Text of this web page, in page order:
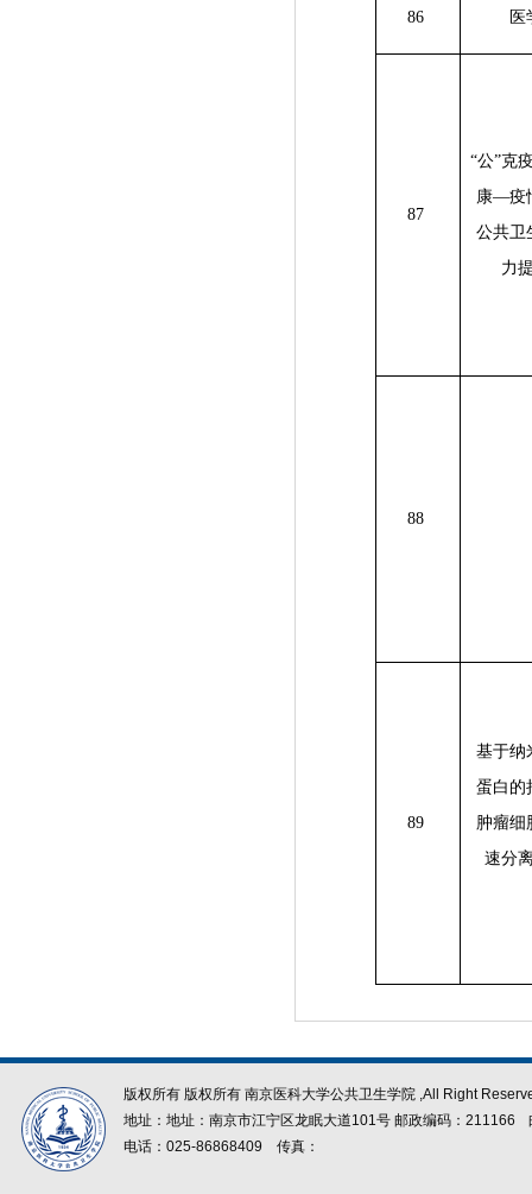
86 医
87
“公”克
康—疫
公共卫
力
88
89
基于纳
蛋白的
肿瘤细
速分
版权所有 版权所有 南京医科大学公共卫生学院 ,All Right
地址：地址：南京市江宁区龙眠大道101号 邮政编码：211166
电话：025-86868409
传真：